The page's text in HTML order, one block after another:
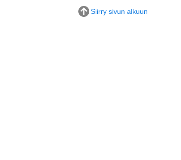
Siirry sivun alkuun